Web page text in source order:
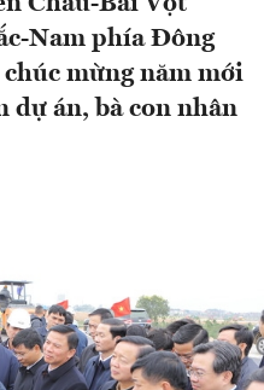
Nam phía Đông
mừng năm mới
dự án, bà con nhân